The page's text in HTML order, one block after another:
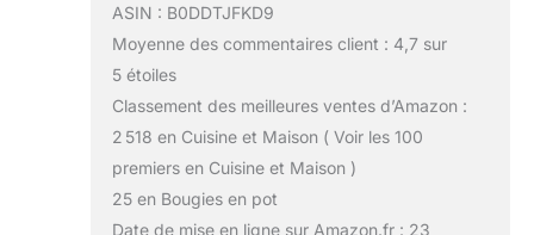
ASIN : B0DDTJFKD9
Moyenne des commentaires client : 4,7 sur
5 étoiles
Classement des meilleures ventes d’Amazon :
2 518 en Cuisine et Maison ( Voir les 100
premiers en Cuisine et Maison )
25 en Bougies en pot
Date de mise en ligne sur Amazon.fr : 23